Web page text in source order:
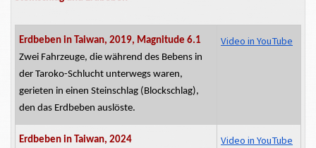
Erdbeben in Taiwan, 2019, Magnitude 6.1
Zwei Fahrzeuge, die während des Bebens in
der Taroko-Schlucht unterwegs waren,
gerieten in einen Steinschlag (Blockschlag),
den das Erdbeben auslöste.
Video in YouTube
Erdbeben in Taiwan, 2024
Video in YouTube